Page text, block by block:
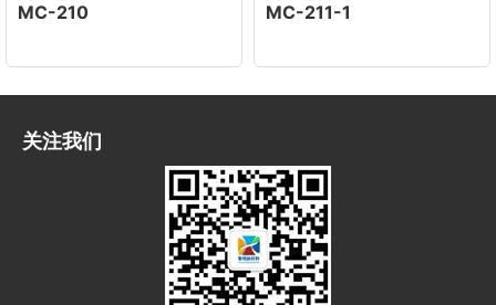
MC-210 MC-211-1
关注我们